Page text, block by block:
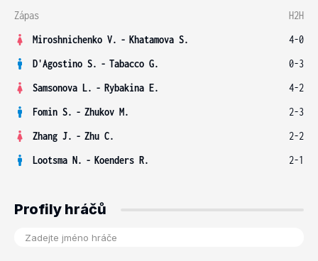
Zápas
H2H
Miroshnichenko V. - Khatamova S.
4-0
D'Agostino S. - Tabacco G.
0-3
Samsonova L. - Rybakina E.
4-2
Fomin S. - Zhukov M.
2-3
Zhang J. - Zhu C.
2-2
Lootsma N. - Koenders R. 2-1
Profily hráčů